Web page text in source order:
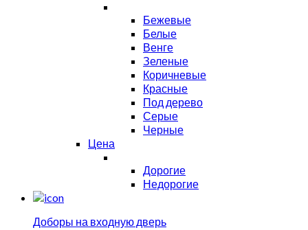
Бежевые
Белые
Венге
Зеленые
Коричневые
Красные
Под дерево
Серые
Черные
Цена
Дорогие
Недорогие
Доборы на входную дверь